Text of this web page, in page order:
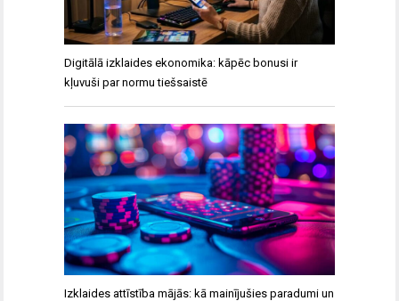
Digitālā izklaides ekonomika: kāpēc bonusi ir
kļuvuši par normu tiešsaistē
Izklaides attīstība mājās: kā mainījušies paradumi un